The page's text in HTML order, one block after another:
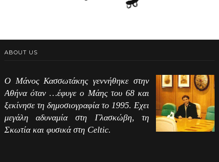
ABOUT US
Ο Μάνος Κασσωτάκης γεννήθηκε στην
Αθήνα όταν …έφυγε ο Μάης του 68 και
ξεκίνησε τη δημοσιογραφία το 1995. Εχει
μεγάλη αδυναμία στη Γλασκώβη, τη
Σκωτία και φυσικά στη Celtic.